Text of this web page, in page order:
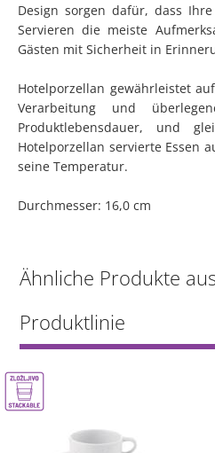
Design sorgen dafür, dass
Servieren die meiste
Gästen mit Sicherheit in
Hotelporzellan gewährleistet
Verarbeitung und
Produktlebensdauer, und
Hotelporzellan servierte Essen
seine Temperatur.
Durchmesser: 16,0 cm
Ähnliche Produkte
Produktlinie